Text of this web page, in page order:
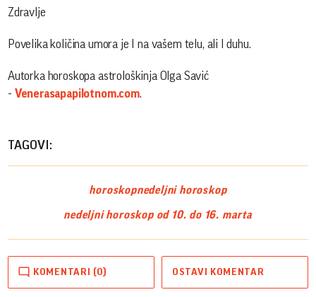
Zdravlje
Povelika količina umora je I na vašem telu, ali I duhu.
Autorka horoskopa astrološkinja Olga Savić
- Venerasapapilotnom.com.
TAGOVI:
horoskopnedeljni horoskop
nedeljni horoskop od 10. do 16. marta
KOMENTARI (0) OSTAVI KOMENTAR